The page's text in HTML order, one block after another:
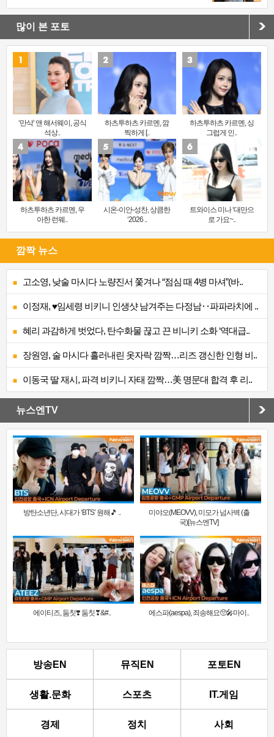
많이 본 포토
‘만삭’ 앤 해서웨이, 공식
석상..
하츠투하츠 카르멘, 깜
찍하게 [..
하츠투하츠 카르멘, 싱
그럽게 인..
하츠투하츠 카르멘, 우
아한 런웨..
시온-이안-성찬, 상큼한
‘2026 ..
트와이스 미나 ‘대만으
로 가요~..
깜짝 뉴스
고소영, 낮술 마시다 노량진서 쫓겨나 “점심 때 4병 마셔”(바..
이정재, ♥임세령 비키니 인생샷 남겨주는 다정남‥파파라치에 ..
혜리 과감하게 벗었다, 탄수화물 끊고 끈 비니키 소화 ‘역대급..
장원영, 술 마시다 흘러내린 옷자락 깜짝…리즈 갱신한 인형 비..
이동국 딸 재시, 파격 비키니 자태 깜짝…美 명문대 합격 후 리..
뉴스엔TV
방탄소년단, 시대가 ‘BTS’ 원해🎵 ..
미야오(MEOVV), 미모가 넘사벽 (출
국)[뉴스엔TV]
에이티즈, 둠칫❣️ 둠칫❣&#.. 에스파(aespa), 죄송해요🥺🎤마이..
방송EN 뮤직EN 포토EN
생활.문화 스포츠 IT.게임
경제 정치 사회